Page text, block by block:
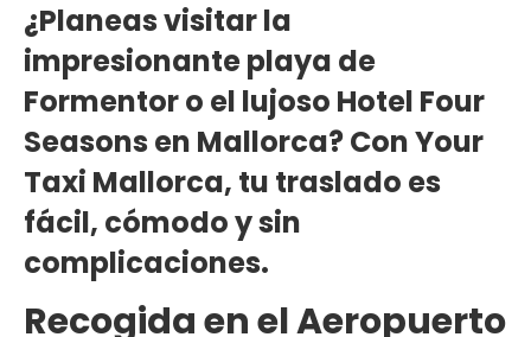
¿Planeas visitar la
impresionante playa de
Formentoro el lujoso Hotel Four
Seasons en Mallorca? ConYour
Taxi Mallorca, tu traslado es
fácil, cómodo y sin
complicaciones.
Recogida en el Aeropuerto